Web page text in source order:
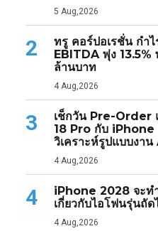
5 Aug,2026
2
ทรู คอร์ปอเรชั่น กำ
EBITDA พุ่ง
ล้านบาท
4 Aug,2026
3
เช็กวัน Pre-Order
18 Pro กับ
วิเคราะห์รูปแบบงา
4 Aug,2026
4
iPhone 2028 จะท
เกี่ยวกับไอโฟนรุ่นถัด
4 Aug,2026